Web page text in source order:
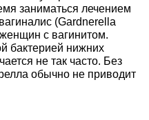
заниматься лечением
(Gardnerella
с вагинитом.
бактерией нижних
не так часто. Без
обычно не приводит